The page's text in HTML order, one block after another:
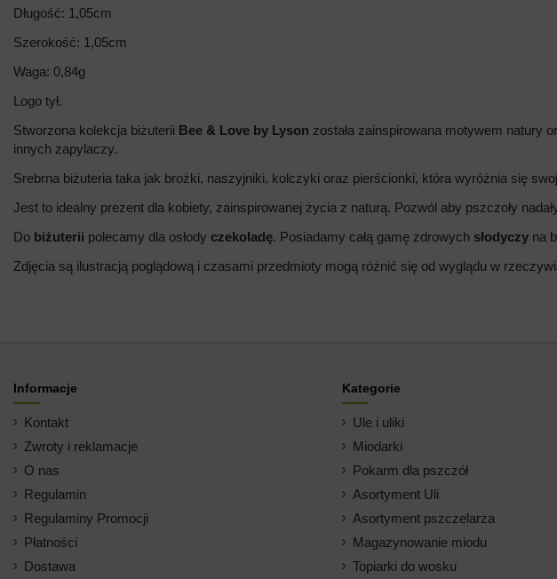
Długość: 1,05cm
Szerokość: 1,05cm
Waga: 0,84g
Logo tył.
Stworzona kolekcja biżuterii Bee & Love by Lyson została zainspirowana motywem natury
innych zapylaczy.
Srebrna biżuteria taka jak brożki, naszyjniki, kolczyki oraz pierścionki, która wyróżnia się
Jest to idealny prezent dla kobiety, zainspirowanej życia z naturą. Pozwól aby pszczoły
Do biżuterii polecamy dla osłody czekoladę. Posiadamy całą gamę zdrowych słodyczy na
Zdjęcia są ilustracją poglądową i czasami przedmioty mogą różnić się od wyglądu w
Informacje
Kontakt
Zwroty i reklamacje
O nas
Regulamin
Regulaminy Promocji
Płatności
Dostawa
Kategorie
Ule i uliki
Miodarki
Pokarm dla pszczół
Asortyment Uli
Asortyment pszczelarza
Magazynowanie miodu
Topiarki do wosku